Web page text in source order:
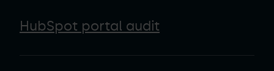
HubSpot portal audit